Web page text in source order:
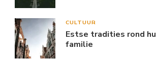
CULTUUR
Estse tradities rond
familie